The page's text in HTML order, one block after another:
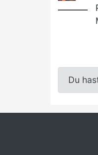
Du